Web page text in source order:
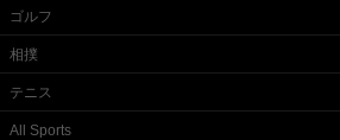
ゴルフ
相撲
テニス
All Sports